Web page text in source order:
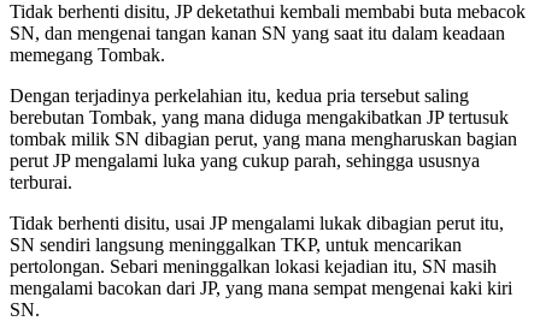
Tidak berhenti disitu, JP deketathui kembali membabi buta mebacok
SN, dan mengenai tangan kanan SN yang saat itu dalam keadaan
memegang Tombak.
Dengan terjadinya perkelahian itu, kedua pria tersebut saling
berebutan Tombak, yang mana diduga mengakibatkan JP tertusuk
tombak milik SN dibagian perut, yang mana mengharuskan bagian
perut JP mengalami luka yang cukup parah, sehingga ususnya
terburai.
Tidak berhenti disitu, usai JP mengalami lukak dibagian perut itu,
SN sendiri langsung meninggalkan TKP, untuk mencarikan
pertolongan. Sebari meninggalkan lokasi kejadian itu, SN masih
mengalami bacokan dari JP, yang mana sempat mengenai kaki kiri
SN.